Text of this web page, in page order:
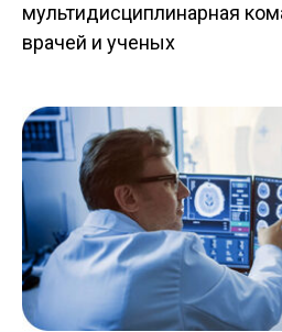
мультидисциплинарная
врачей и ученых